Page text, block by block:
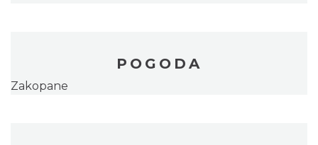
POGODA
Zakopane